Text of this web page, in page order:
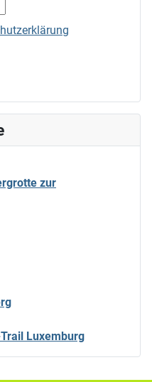
zur
Luxemburg